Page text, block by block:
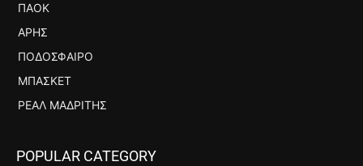
ΠΑΟΚ
ΆΡΗΣ
ΠΟΔΌΣΦΑΙΡΟ
ΜΠΆΣΚΕΤ
ΡΕΆΛ ΜΑΔΡΊΤΗΣ
POPULAR CATEGORY